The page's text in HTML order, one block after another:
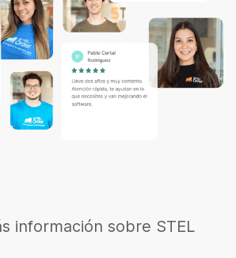
información sobre STEL